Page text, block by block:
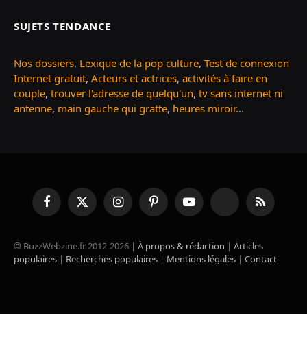
SUJETS TENDANCE
Nos dossiers, Lexique de la pop culture, Test de connexion
Internet gratuit, Acteurs et actrices, activités à faire en
couple, trouver l'adresse de quelqu'un, tv sans internet ni
antenne, main gauche qui gratte, heures miroir...
FacebookX
(Twitter)
InstagramPinterestYouTube TikTok RSS
© BuzzWebzine.fr 2012-2026 | À propos & rédaction | Articles
populaires | Recherches populaires | Mentions légales | Contact